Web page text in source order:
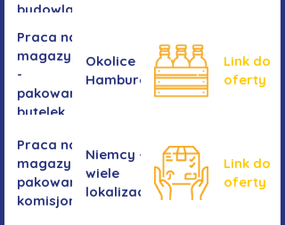
budowlanych
Praca na
magazynie
-
pakowanie
butelek
Okolice
Hamburga
Link do
oferty
Praca na
magazynie /
pakowanie /
komisjonowanie
Niemcy -
wiele
lokalizacji
Link do
oferty